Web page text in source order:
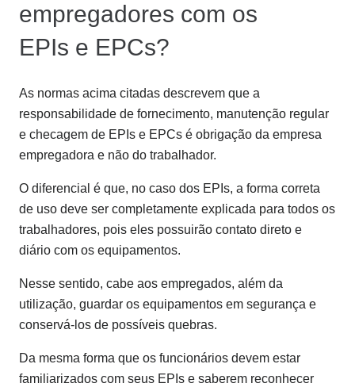
empregadores com os
EPIs e EPCs?
As normas acima citadas descrevem que a
responsabilidade de fornecimento, manutenção regular
e checagem de EPIs e EPCs é obrigação da empresa
empregadora e não do trabalhador.
O diferencial é que, no caso dos EPIs, a forma correta
de uso deve ser completamente explicada para todos os
trabalhadores, pois eles possuirão contato direto e
diário com os equipamentos.
Nesse sentido, cabe aos empregados, além da
utilização, guardar os equipamentos em segurança e
conservá-los de possíveis quebras.
Da mesma forma que os funcionários devem estar
familiarizados com seus EPIs e saberem reconhecer